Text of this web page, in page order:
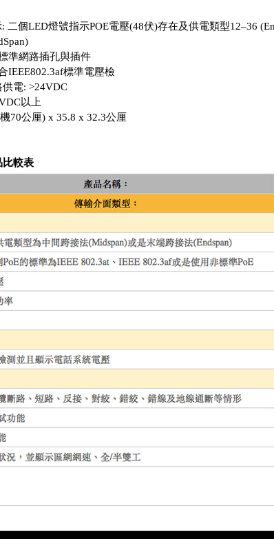
二個LED燈號指示POE電壓(48伏)存在及供電類型12–36
準網路插孔與插件
IEEE802.3af標準電壓檢
供電: >24VDC
以上
70公厘) x 35.8 x 32.3公厘
比較表